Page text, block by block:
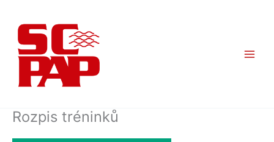
obsah
Rozpis tréninků